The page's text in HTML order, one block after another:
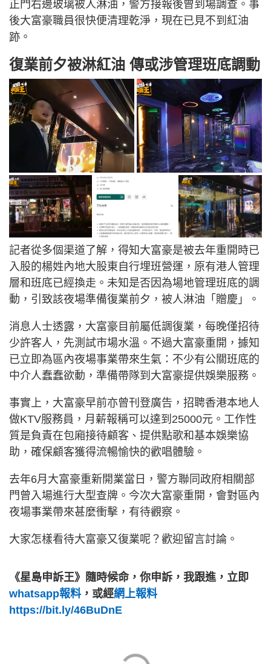
正門右邊玻璃被人淋油，警方接報後曾到場調查。事
後大富豪職員很快便清理乾淨，現在已見不到紅油
跡。
復業前夕被淋紅油 傳或涉管理班底調動
記者從多個渠道了解，得知大富豪是被去年重開時已
入股的楊姓內地大股東自行埋班營運，原有港人管理
層和班底已經換走。未知是否因為場地管理班底的調
動，引致該夜場準備復業前夕，被人淋油「贈慶」。
消息人士透露，大富豪目前屬低調復業，每晚僅招待
少許客人，先測試市場水溫。不過大富豪重開，據知
已立即為區內夜場事業帶來生氣：不少有公關班底的
中介人蠢蠢欲動，準備帶隊到大富豪提供娛樂服務。
事實上，大富豪早前亦曾刊登廣告，招聘香港本地人
做KTV服務員，月薪報稱可以達到25000元。工作性
質是負責在包廂接待顧客、提供點歌和基本娛樂協
助，確保顧客獲得流暢愉快的歡唱體驗。
去年6月大富豪重新開業當日，警方聯同政府相關部
門曾入場進行大型查牌。今次大富豪重開，會對區內
夜場事業帶來甚麼衝擊，有待觀察。
大家怎樣看待大富豪又復業呢？歡迎留言討論。
《星島申訴王》隨時候命，你申訴，我跟進，立即
whatsapp報料，或經網上報料
https://bit.ly/46BuDnE